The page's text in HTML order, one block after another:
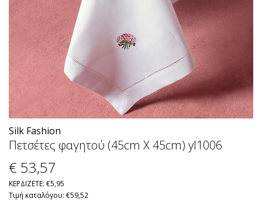
Silk Fashion
Πετσέτες φαγητού (45cm X 45cm) yl1006
€ 53,57
ΚΕΡΔΙΖΕΤΕ: €5,95
Τιμή καταλόγου: €59,52